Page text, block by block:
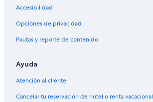
Accesibilidad
Opciones de privacidad
Pautas y reporte de contenido
Ayuda
Atención al cliente
Cancelar tu reservación de hotel o renta vacacional